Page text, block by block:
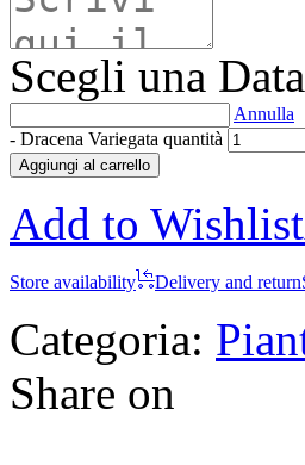
Scegli una
Annulla
- Dracena Variegata quantità
Aggiungi al carrello
Add to Wishlist
Store availability Delivery and return
Categoria:
Share on